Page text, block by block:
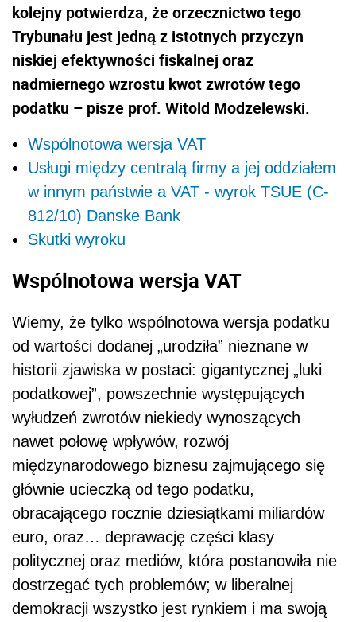
kolejny potwierdza, że orzecznictwo tego
Trybunału jest jedną z istotnych przyczyn
niskiej efektywności fiskalnej oraz
nadmiernego wzrostu kwot zwrotów tego
podatku – pisze prof. Witold Modzelewski.
Wspólnotowa wersja VAT
Usługi między centralą firmy a jej oddziałem
w innym państwie a VAT - wyrok TSUE (C-
812/10) Danske Bank
Skutki wyroku
Wspólnotowa wersja VAT
Wiemy, że tylko wspólnotowa wersja podatku
od wartości dodanej „urodziła” nieznane w
historii zjawiska w postaci: gigantycznej „luki
podatkowej”, powszechnie występujących
wyłudzeń zwrotów niekiedy wynoszących
nawet połowę wpływów, rozwój
międzynarodowego biznesu zajmującego się
głównie ucieczką od tego podatku,
obracającego rocznie dziesiątkami miliardów
euro, oraz… deprawację części klasy
politycznej oraz mediów, która postanowiła nie
dostrzegać tych problemów; w liberalnej
demokracji wszystko jest rynkiem i ma swoją